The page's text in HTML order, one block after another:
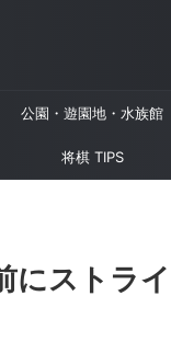
公園・遊園地・水族館
将棋 TIPS
にストライ